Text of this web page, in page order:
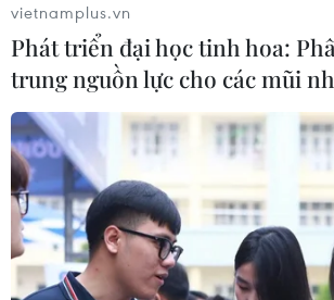
Theo dõi VietnamPlus
TIN LIÊN QUAN
vietnamplus.vn
Phát triển đại học tinh hoa:
trung nguồn lực cho các mũi